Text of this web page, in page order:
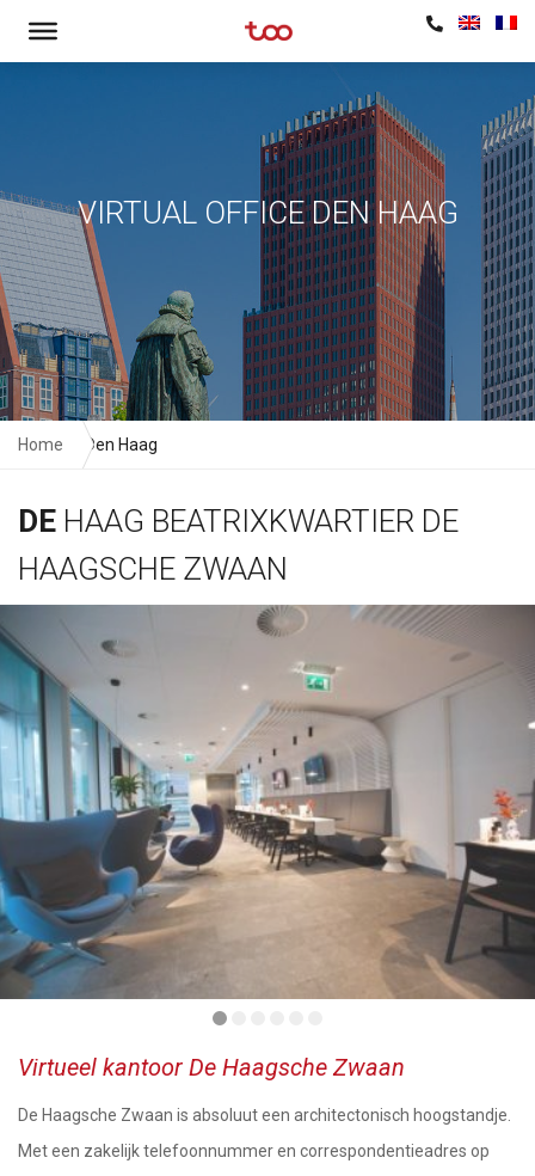
VIRTUAL OFFICE DEN HAAG
Home Den Haag
DE HAAG BEATRIXKWARTIER DE
HAAGSCHE ZWAAN
Virtueel kantoor De Haagsche Zwaan
De Haagsche Zwaan is absoluut een architectonisch hoogstandje.
Met een zakelijk telefoonnummer en correspondentieadres op